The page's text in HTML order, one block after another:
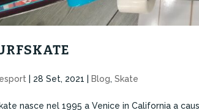
28 Set, 2021 Blog,Skate
nasce nel 1995 a Venice in California a